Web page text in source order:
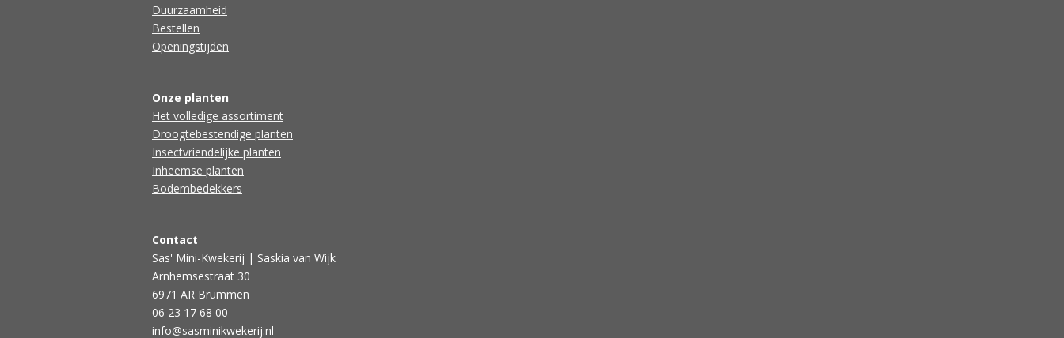
Duurzaamheid
Bestellen
Openingstijden
Onze planten
Het volledige assortiment
Droogtebestendige planten
Insectvriendelijke planten
Inheemse planten
Bodembedekkers
Contact
Sas' Mini-Kwekerij | Saskia van Wijk
Arnhemsestraat 30
6971 AR Brummen
06 23 17 68 00
info@sasminikwekerij.nl